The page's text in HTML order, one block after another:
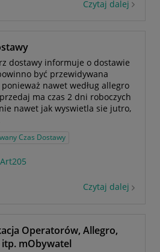
Czytaj dalej
dostawy informuje o dostawie
być przewidywana
nawet według allegro
ma czas 2 dni roboczych
nawet jak wyswietla sie jutro,
Czas Dostawy
Czytaj dalej
Operatorów, Allegro,
mObywatel